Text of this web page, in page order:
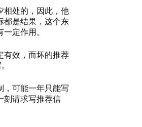
相处的，因此，他
都是结果，这个东
定作用。
有效，而坏的推荐
，可能一年只能写
刻请求写推荐信